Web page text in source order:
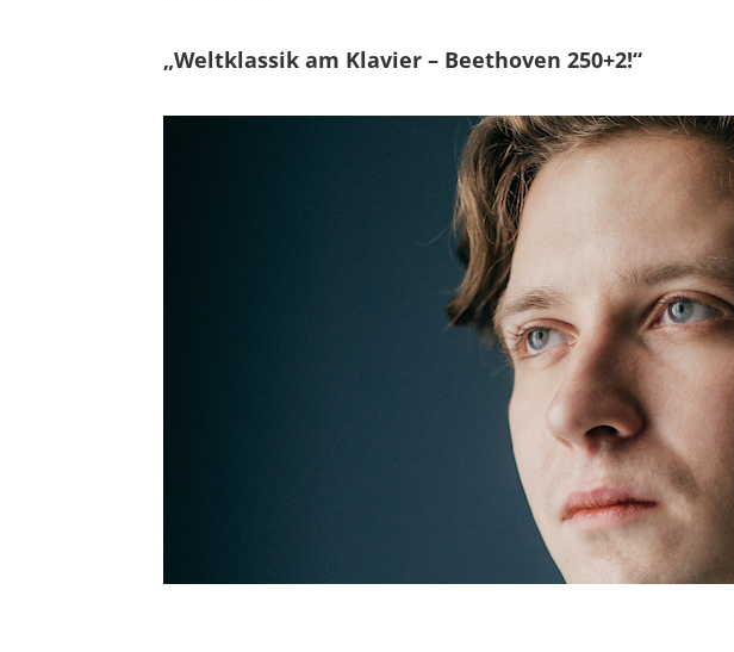
„Weltklassik am Klavier – Beethoven 250+2!“